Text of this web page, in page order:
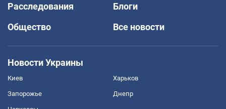
Расследования
Блоги
Общество
Все новости
Новости Украины
Киев Харьков
Запорожье Днепр